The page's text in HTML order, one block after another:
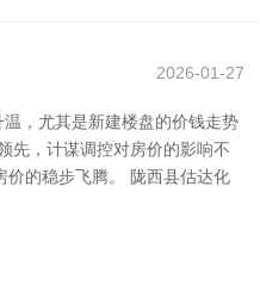
2026-01-27
，尤其是新建楼盘的价钱走势
先，计谋调控对房价的影响不
价的稳步飞腾。 陇西县估达化